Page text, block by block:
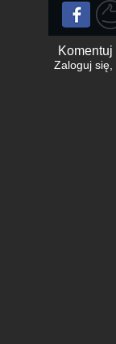
Zaloguj się,